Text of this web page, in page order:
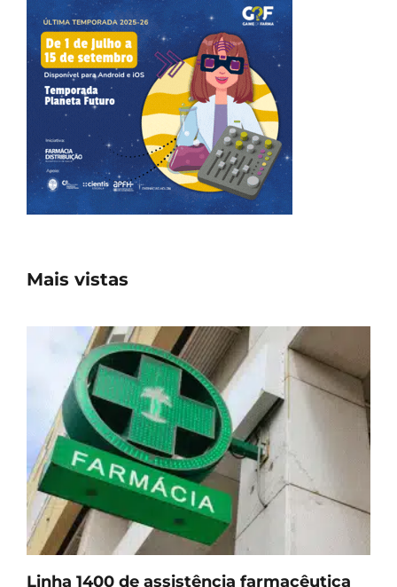
Mais vistas
Linha 1400 de assistência farmacêutica